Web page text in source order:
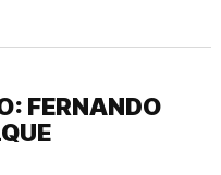
FERNANDO